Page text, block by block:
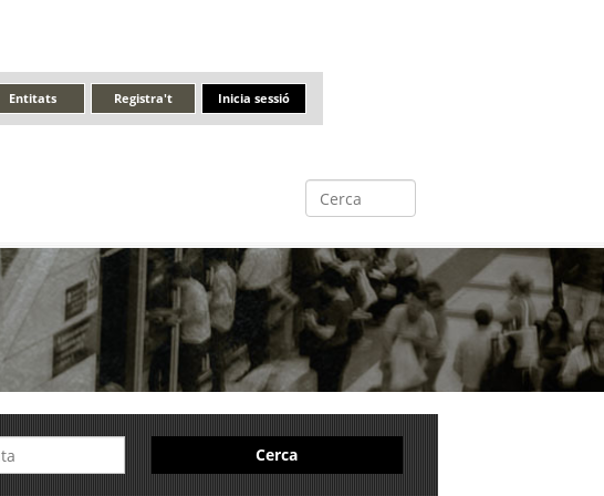
Inicia sessió
Registra't
Entitats
Cerca